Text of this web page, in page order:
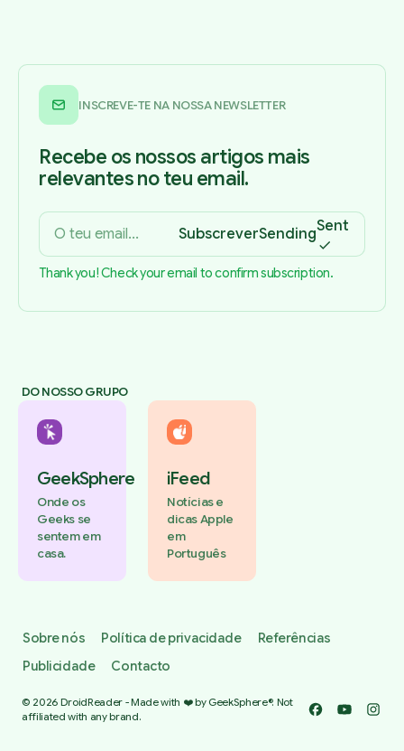
INSCREVE-TE NA NOSSA NEWSLETTER
Recebe os nossos artigos mais
relevantes no teu email.
SubscreverSendingSent
Thank you! Check your email to confirm subscription.
DO NOSSO GRUPO
GeekSphere
Onde os
Geeks se
sentem em
casa.
iFeed
Notícias e
dicas Apple
em
Português
Sobre nós Política de privacidade
Referências
Publicidade
Contacto
© 2026 DroidReader - Made with ❤️ by GeekSphere®. Not
affiliated with any brand.
Facebook
YouTube